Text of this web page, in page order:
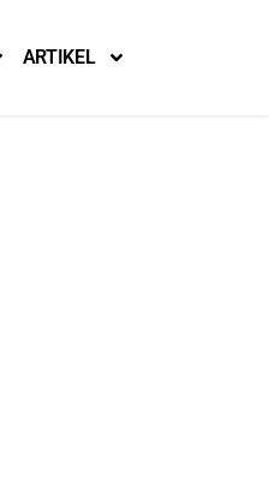
ARTIKEL